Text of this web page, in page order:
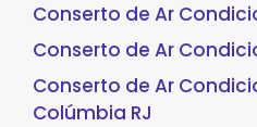
Conserto de Ar
Conserto de Ar
Conserto de Ar
Colúmbia RJ